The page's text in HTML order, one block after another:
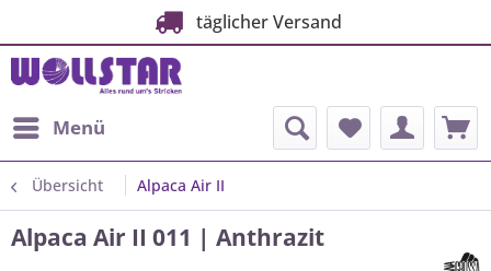
täglicher Versand
Menü
Übersicht Alpaca Air II
Alpaca Air II 011 | Anthrazit